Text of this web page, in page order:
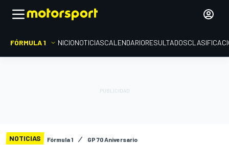
FÓRMULA 1 INICIONOTICIASCALENDARIORESULTADOS
NOTICIAS Fórmula 1 GP 70 Aniversario